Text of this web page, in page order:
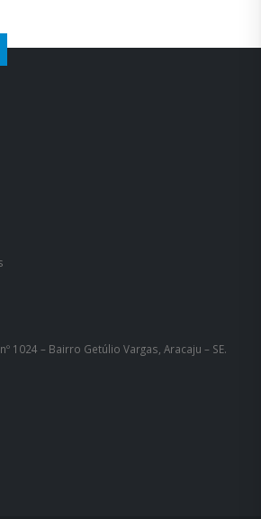
1024 – Bairro Getúlio Vargas, Aracaju – SE.